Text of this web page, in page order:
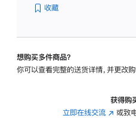
转
的
收藏
想购买多件商品？
你可以查看完整的送货详情，并更改
获得购
立即在线交流 (在 或致